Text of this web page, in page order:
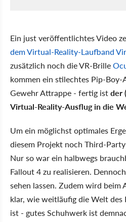
Ein just veröffentlichtes Video
dem Virtual-Reality-Laufband
zusätzlich noch die VR-Brille
kommen ein stilechtes Pip-
Gewehr Attrappe - fertig istder
Virtual-Reality-Ausflug in die
Um ein möglichst optimales
diesem Projekt noch Third-
Nur so war ein halbwegs
Fallout 4 zu realisieren.
sehen lassen. Zudem wird beim
klar, wie weitläufig die Welt des
ist - gutes Schuhwerk ist